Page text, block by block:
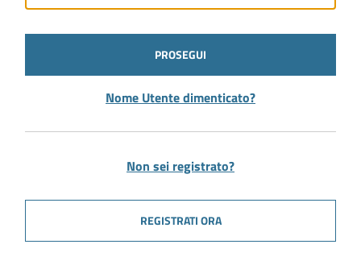
PROSEGUI
Nome Utente dimenticato?
Non sei registrato?
REGISTRATI ORA